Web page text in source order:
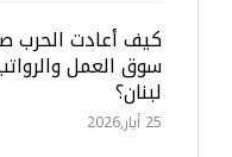
كيف أعادت الحرب
سوق العمل
لبنان؟
25 أيار,2026